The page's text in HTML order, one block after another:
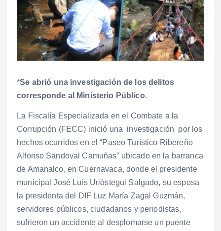
*Se abrió una investigación de los delitos
corresponde al Ministerio Público.
La Fiscalía Especializada en el Combate a la
Corrupción (FECC) inició una investigación por los
hechos ocurridos en el “Paseo Turístico Ribereño
Alfonso Sandoval Camuñas” ubicado en la barranca
de Amanalco, en Cuernavaca, donde el presidente
municipal José Luis Urióstegui Salgado, su esposa
la presidenta del DIF Luz María Zagal Guzmán,
servidores públicos, ciudadanos y periodistas,
sufrieron un accidente al desplomarse un puente